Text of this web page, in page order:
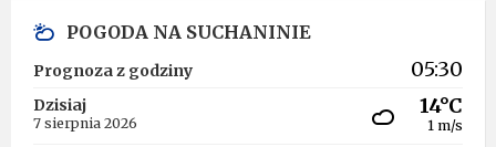
POGODA NA SUCHANINIE
Prognoza z godziny 05:30
Dzisiaj
7 sierpnia 2026
14°C
1 m/s